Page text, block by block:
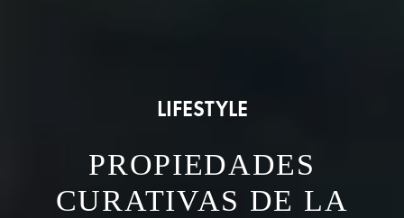
LIFESTYLE
PROPIEDADES
CURATIVAS DE LA